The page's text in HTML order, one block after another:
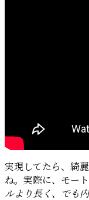
実現してたら、綺
ね。実際に、モー
ルより長く、でも